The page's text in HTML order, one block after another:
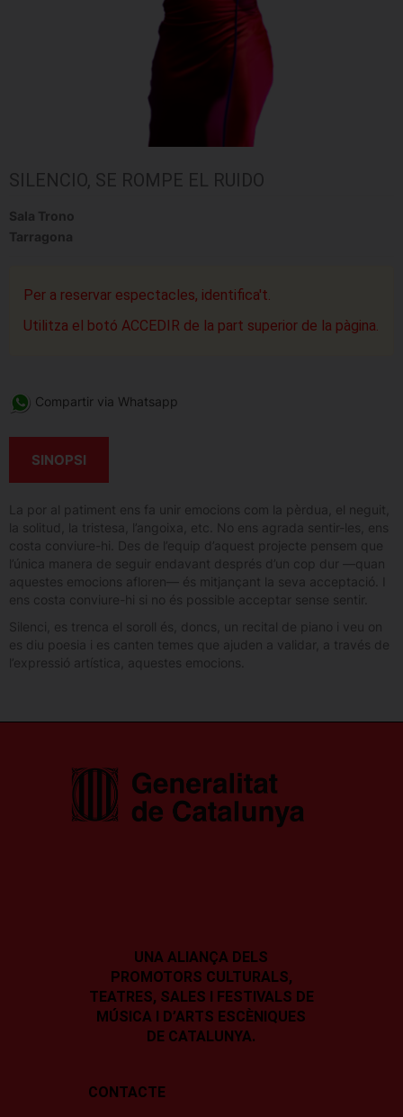
SILENCIO, SE ROMPE EL RUIDO
Sala Trono
Tarragona
Per a reservar espectacles, identifica't.
Utilitza el botó ACCEDIR de la part superior de la pàgina.
Compartir via Whatsapp
SINOPSI
La por al patiment ens fa unir emocions com la pèrdua, el neguit,
la solitud, la tristesa, l’angoixa, etc. No ens agrada sentir-les, ens
costa conviure-hi. Des de l’equip d’aquest projecte pensem que
l’única manera de seguir endavant després d’un cop dur —quan
aquestes emocions afloren— és mitjançant la seva acceptació. I
ens costa conviure-hi si no és possible acceptar sense sentir.
Silenci, es trenca el soroll és, doncs, un recital de piano i veu on
es diu poesia i es canten temes que ajuden a validar, a través de
l’expressió artística, aquestes emocions.
UNA ALIANÇA DELS
PROMOTORS CULTURALS,
TEATRES, SALES I FESTIVALS DE
MÚSICA I D’ARTS ESCÈNIQUES
DE CATALUNYA.
CONTACTE